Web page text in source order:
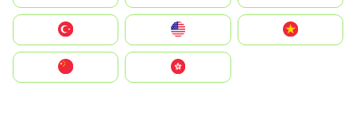
United States
中國香港特別行政區